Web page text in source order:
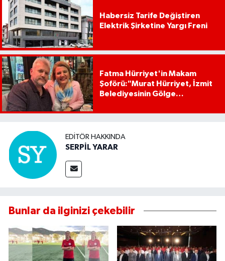
Habersiz Tarife Değiştiren
Elektrik Şirketine Yargı Freni
Fatma Hürriyet'in Makam
Şoförü:"Murat Hürriyet, İzmit
Belediyesinin Gölge
EDITÖR HAKKINDA
SERPİL YARAR
Bunlar da ilginizi çekebilir